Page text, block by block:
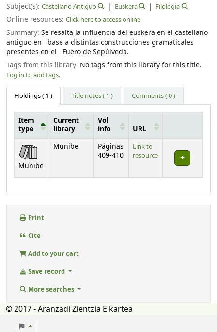
Subject(s): Castellano Antiguo Euskera Filologia
Online resources: Click here to access online
Summary: Se resalta la influencia del euskera en el castellano
antiguo en base a distintas construcciones gramaticales
presentes en el Fuero de Sepúlveda.
Tags from this library: No tags from this library for this title.
Log in to add tags.
Holdings( 1 ) Title notes ( 1 ) Comments ( 0 )
Holdings
Item
type
Current
library
Vol
info
URL
Munibe
Munibe
Páginas
409-410
Link to
resource
Print
Cite
Add to your cart
Save record
More searches
© 2017 - Aranzadi Zientzia Elkartea